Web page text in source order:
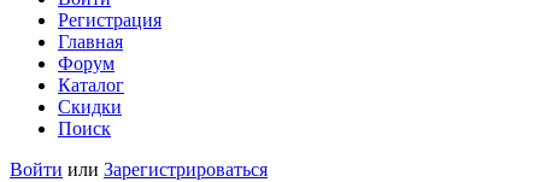
Регистрация
Главная
Форум
Каталог
Скидки
Поиск
Войти или Зарегистрироваться